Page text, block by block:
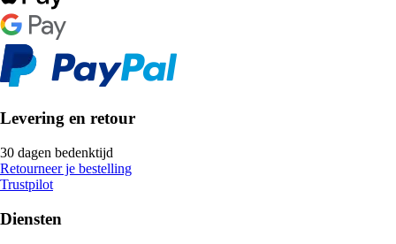
Levering en retour
30 dagen bedenktijd
Retourneer je bestelling
Trustpilot
Diensten